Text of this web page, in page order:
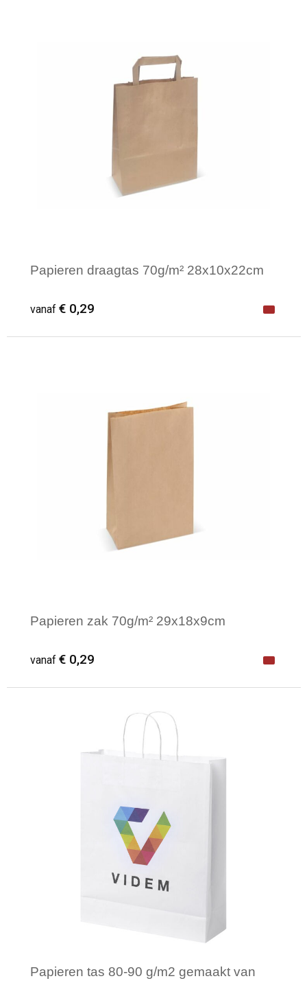
Papieren draagtas 70g/m² 28x10x22cm
vanaf € 0,29
Papieren zak 70g/m² 29x18x9cm
vanaf € 0,29
Minimale afname: 1
Papieren tas 80-90 g/m2 gemaakt van